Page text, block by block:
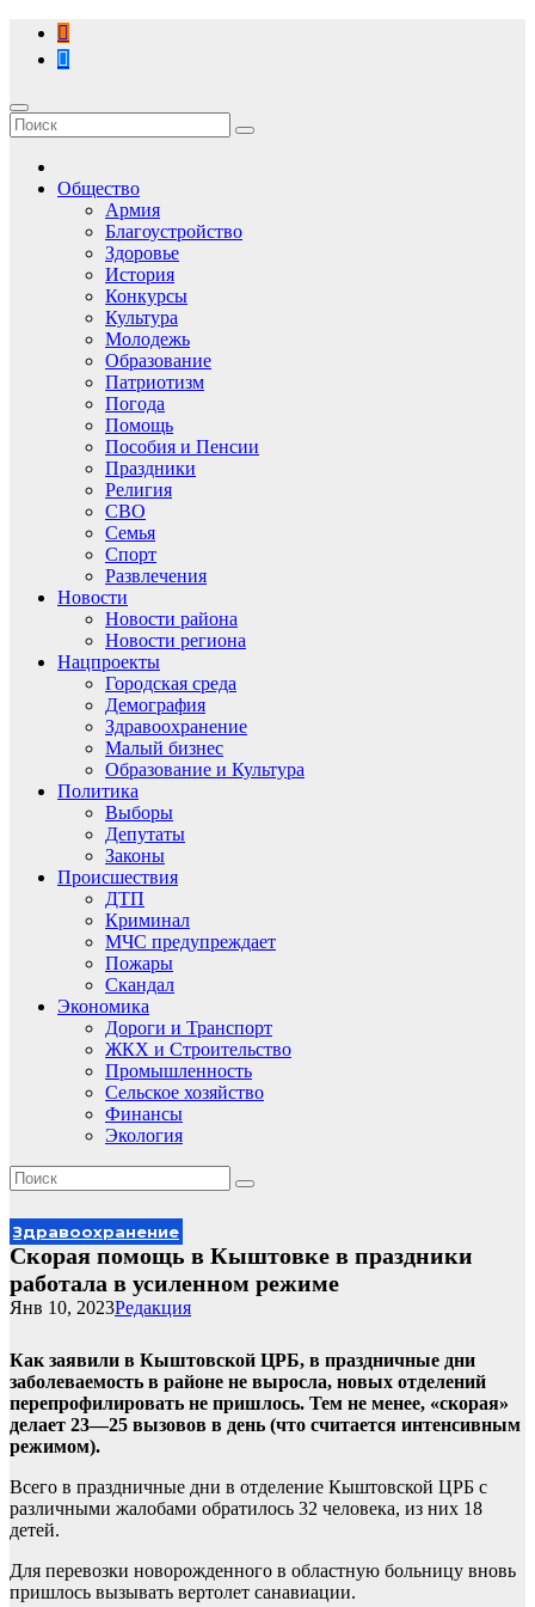
Перейти
содержимому
Общество
Армия
Благоустройство
Здоровье
История
Конкурсы
Культура
Молодежь
Образование
Патриотизм
Погода
Помощь
Пособия и Пенсии
Праздники
Религия
СВО
Семья
Спорт
Развлечения
Новости
Новости района
Новости региона
Нацпроекты
Городская среда
Демография
Здравоохранение
Малый бизнес
Образование и Культура
Политика
Выборы
Депутаты
Законы
Происшествия
ДТП
Криминал
МЧС предупреждает
Пожары
Скандал
Экономика
Дороги и Транспорт
ЖКХ и Строительство
Промышленность
Сельское хозяйство
Финансы
Экология
Здравоохранение
Скорая помощь в Кыштовке в праздники
работала в усиленном режиме
Редакция
Янв 10, 2023
Как заявили в Кыштовской ЦРБ, в праздничные дни
заболеваемость в районе не выросла, новых отделений
перепрофилировать не пришлось. Тем не менее, «скорая»
делает 23—25 вызовов в день (что считается интенсивным
режимом).
Всего в праздничные дни в отделение Кыштовской ЦРБ с
различными жалобами обратилось 32 человека, из них 18
детей.
Для перевозки новорожденного в областную больницу вновь
пришлось вызывать вертолет санавиации.